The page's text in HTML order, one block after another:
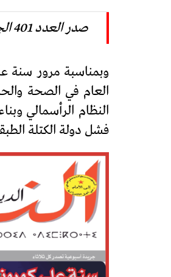
صدر العدد 401 الجديد من جريدة النهج الديمقراطي
العام في الصحة
النظام الرأسمالي
فشل دولة الكتلة